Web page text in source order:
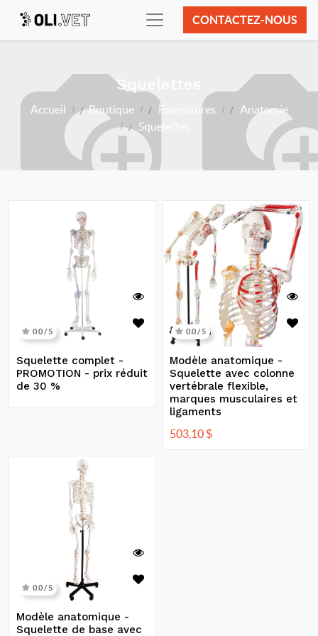
CONTACTEZ-NOUS
Squelettes
Accueil Boutique Fournitures
Anatomie
Squelettes
0.0 / 5
Squelette complet -
PROMOTION - prix réduit
de 30 %
0.0 / 5
Modèle anatomique -
Squelette avec colonne
vertébrale flexible,
marques musculaires et
ligaments
503,10 $
0.0 / 5
Modèle anatomique -
Squelette de base avec